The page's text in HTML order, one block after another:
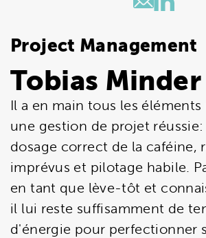
Project Management
Tobias Minder
Il a en main tous les éléments
une gestion de projet
dosage correct de la caféine,
imprévus et pilotage habile.
en tant que lève-tôt et
il lui reste suffisamment de
d'énergie pour perfectionner